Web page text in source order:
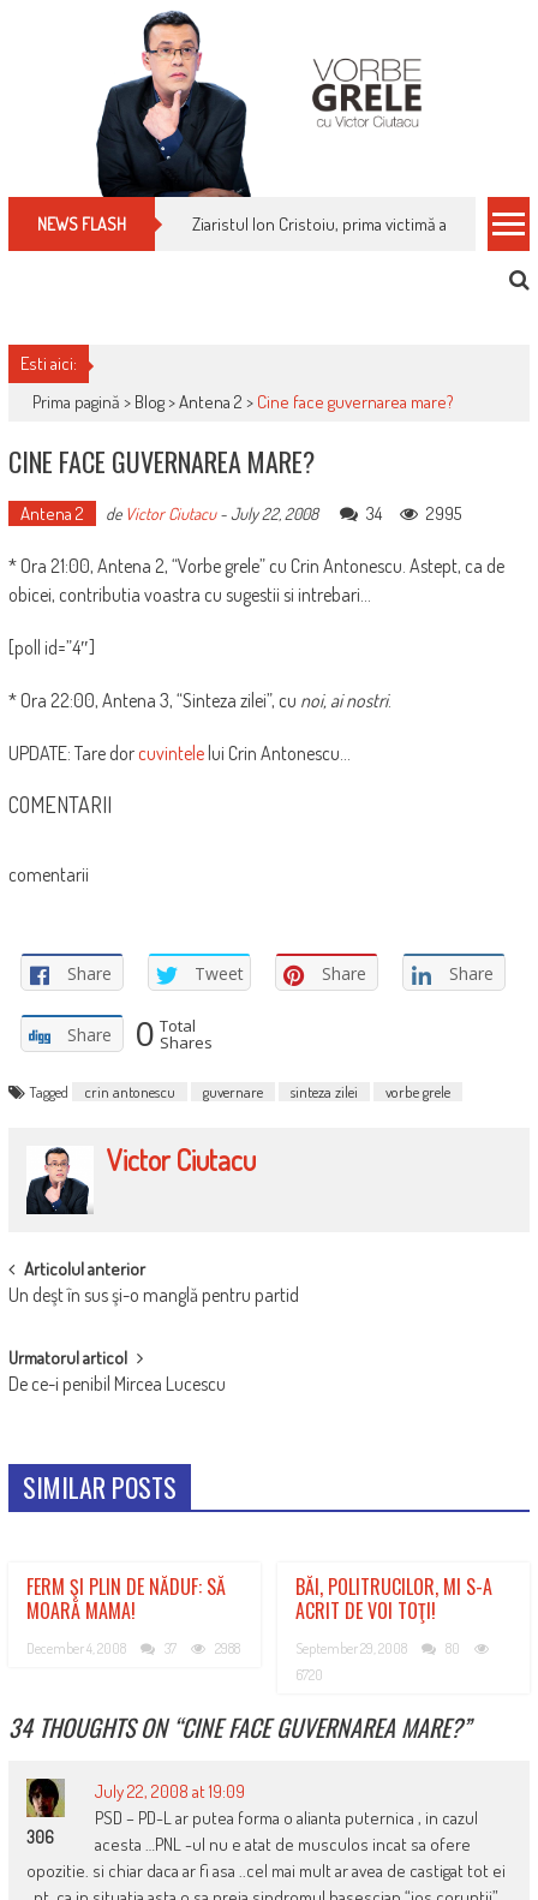
NEWS FLASH Cum îți schimbi, rapid, gratuit și eficient,
Esti aici:
Prima pagină > Blog>Antena 2 > Cine face guvernarea mare?
CINE FACE GUVERNAREA MARE?
Antena 2 de Victor Ciutacu-July 22, 2008 34 2995
* Ora 21:00, Antena 2, “Vorbe grele” cu Crin Antonescu. Astept, ca de
obicei, contributia voastra cu sugestii si intrebari…
[poll id=”4″]
* Ora 22:00, Antena 3, “Sinteza zilei”, cu noi, ai nostri.
UPDATE: Tare dorcuvintelelui Crin Antonescu…
COMENTARII
comentarii
Share Tweet Share Share
Share 0 Total
Shares
Tagged crin antonescu guvernare sinteza zilei vorbe grele
Victor Ciutacu
POST
NAVIGATION
Articolul anterior
Un deşt în sus şi-o manglă pentru partid
Urmatorul articol
De ce-i penibil Mircea Lucescu
SIMILAR POSTS
FERM ŞI PLIN DE NĂDUF: SĂ
MOARĂ MAMA!
December 4, 2008 37 2988
BĂI, POLITRUCILOR, MI S-A
ACRIT DE VOI TOŢI!
September 29, 2008
80
6720
34 THOUGHTS ON “CINE FACE GUVERNAREA MARE?”
306
July 22, 2008 at 19:09
PSD – PD-L ar putea forma o alianta puternica , in cazul
acesta …PNL -ul nu e atat de musculos incat sa ofere
opozitie. si chiar daca ar fi asa ..cel mai mult ar avea de castigat tot ei